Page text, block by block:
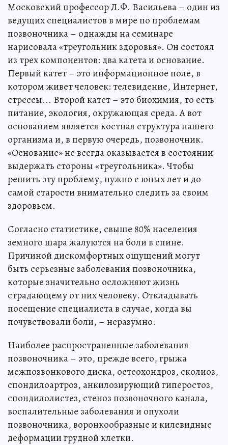
Московский профессор Л.Ф. Васильева – один из
ведущих специалистов в мире по проблемам
позвоночника – однажды на семинаре
нарисовала «треугольник здоровья». Он состоял
из трех компонентов: два катета и основание.
Первый катет – это информационное поле, в
котором живет человек: телевидение, Интернет,
стрессы... Второй катет – это биохимия, то есть
питание, экология, окружающая среда. А вот
основанием является костная структура нашего
организма и, в первую очередь, позвоночник.
«Основание» не всегда оказывается в состоянии
выдержать стороны «треугольника». Чтобы
решить эту проблему, нужно с юных лет и до
самой старости внимательно следить за своим
здоровьем.
Согласно статистике, свыше 80% населения
земного шара жалуются на боли в спине.
Причиной дискомфортных ощущений могут
быть серьезные заболевания позвоночника,
которые значительно осложняют жизнь
страдающему от них человеку. Откладывать
посещение специалиста в случае, когда вы
почувствовали боли, – неразумно.
Наиболее распространенные заболевания
позвоночника – это, прежде всего, грыжа
межпозвонкового диска, остеохондроз, сколиоз,
спондилоартроз, анкилозирующий гиперостоз,
спондилолистез, стеноз позвоночного канала,
воспалительные заболевания и опухоли
позвоночника, воронкообразные и килевидные
деформации грудной клетки.